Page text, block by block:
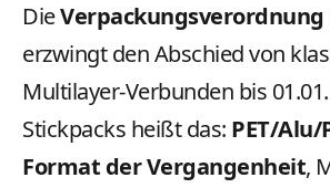
DieVerpackungsverordnung
erzwingt den Abschied von
Multilayer-Verbunden bis
Stickpacks heißt das: PET/Alu/
Format der Vergangenheit,